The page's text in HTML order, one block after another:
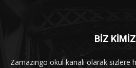
BİZ KİMİZ
Zamazingo okul kanalı olarak sizlere